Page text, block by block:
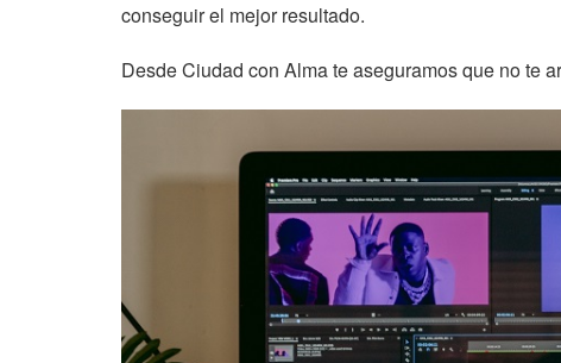
conseguir el mejor resultado.
Desde Ciudad con Alma te aseguramos que no te